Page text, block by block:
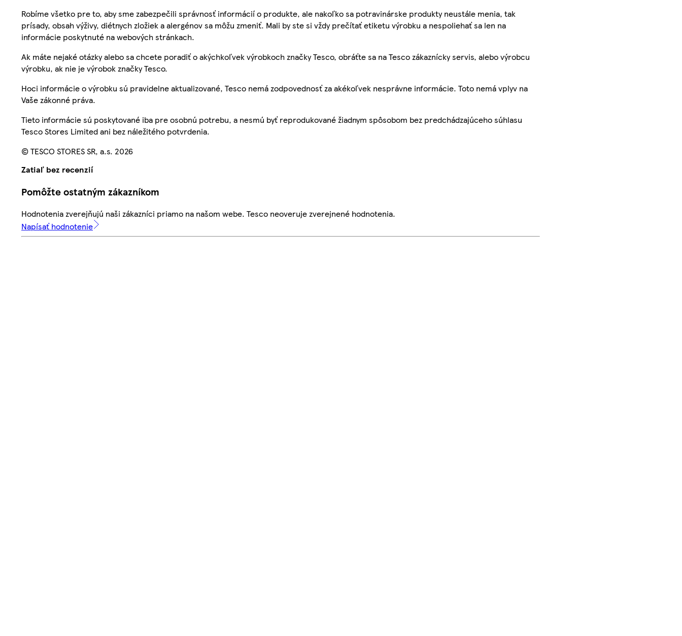
Robíme všetko pre to, aby sme zabezpečili správnosť informácií o produkte, ale nakoľko sa potravinárske produkty neustále menia, tak
prísady, obsah výživy, diétnych zložiek a alergénov sa môžu zmeniť. Mali by ste si vždy prečítať etiketu výrobku a nespoliehať sa len na
informácie poskytnuté na webových stránkach.
Ak máte nejaké otázky alebo sa chcete poradiť o akýchkoľvek výrobkoch značky Tesco, obráťte sa na Tesco zákaznícky servis, alebo výrobcu
výrobku, ak nie je výrobok značky Tesco.
Hoci informácie o výrobku sú pravidelne aktualizované, Tesco nemá zodpovednosť za akékoľvek nesprávne informácie. Toto nemá vplyv na
Vaše zákonné práva.
Tieto informácie sú poskytované iba pre osobnú potrebu, a nesmú byť reprodukované žiadnym spôsobom bez predchádzajúceho súhlasu
Tesco Stores Limited ani bez náležitého potvrdenia.
© TESCO STORES SR, a.s. 2026
Zatiaľ bez recenzií
Pomôžte ostatným zákazníkom
Hodnotenia zverejňujú naši zákazníci priamo na našom webe. Tesco neoveruje zverejnené hodnotenia.
Napísať hodnotenie